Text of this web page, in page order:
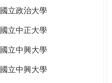
國立政治大學
國立中正大學
國立中興大學
國立中興大學